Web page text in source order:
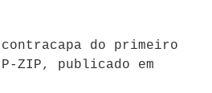
do primeiro
ZIP, publicado em